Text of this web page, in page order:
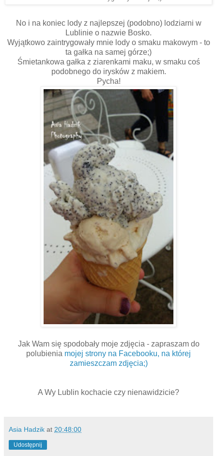
No i na koniec lody z najlepszej (podobno) lodziarni w
Lublinie o nazwie Bosko.
Wyjątkowo zaintrygowały mnie lody o smaku makowym - to
ta gałka na samej górze;)
Śmietankowa gałka z ziarenkami maku, w smaku coś
podobnego do irysków z makiem.
Pycha!
Jak Wam się spodobały moje zdjęcia - zapraszam do
polubienia mojej strony na Facebooku, na której
zamieszczam zdjęcia;)
A Wy Lublin kochacie czy nienawidzicie?
Asia Hadzik at 20:48:00
Udostępnij